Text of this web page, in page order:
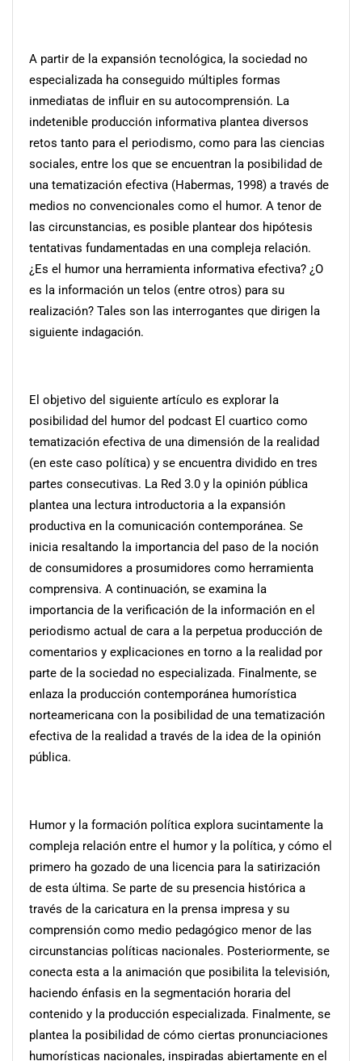
A partir de la expansión tecnológica, la sociedad no
especializada ha conseguido múltiples formas
inmediatas de influir en su autocomprensión. La
indetenible producción informativa plantea diversos
retos tanto para el periodismo, como para las ciencias
sociales, entre los que se encuentran la posibilidad de
una tematización efectiva (Habermas, 1998) a través de
medios no convencionales como el humor. A tenor de
las circunstancias, es posible plantear dos hipótesis
tentativas fundamentadas en una compleja relación.
¿Es el humor una herramienta informativa efectiva? ¿O
es la información un telos (entre otros) para su
realización? Tales son las interrogantes que dirigen la
siguiente indagación.
El objetivo del siguiente artículo es explorar la
posibilidad del humor del podcast El cuartico como
tematización efectiva de una dimensión de la realidad
(en este caso política) y se encuentra dividido en tres
partes consecutivas. La Red 3.0 y la opinión pública
plantea una lectura introductoria a la expansión
productiva en la comunicación contemporánea. Se
inicia resaltando la importancia del paso de la noción
de consumidores a prosumidores como herramienta
comprensiva. A continuación, se examina la
importancia de la verificación de la información en el
periodismo actual de cara a la perpetua producción de
comentarios y explicaciones en torno a la realidad por
parte de la sociedad no especializada. Finalmente, se
enlaza la producción contemporánea humorística
norteamericana con la posibilidad de una tematización
efectiva de la realidad a través de la idea de la opinión
pública.
Humor y la formación política explora sucintamente la
compleja relación entre el humor y la política, y cómo el
primero ha gozado de una licencia para la satirización
de esta última. Se parte de su presencia histórica a
través de la caricatura en la prensa impresa y su
comprensión como medio pedagógico menor de las
circunstancias políticas nacionales. Posteriormente, se
conecta esta a la animación que posibilita la televisión,
haciendo énfasis en la segmentación horaria del
contenido y la producción especializada. Finalmente, se
plantea la posibilidad de cómo ciertas pronunciaciones
humorísticas nacionales, inspiradas abiertamente en el